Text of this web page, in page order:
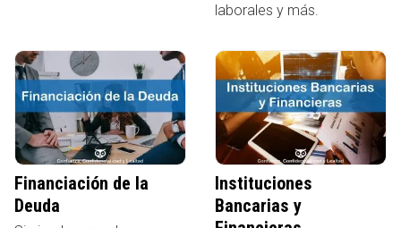
laborales y más.
Financiación de la
Deuda
Instituciones
Bancarias y